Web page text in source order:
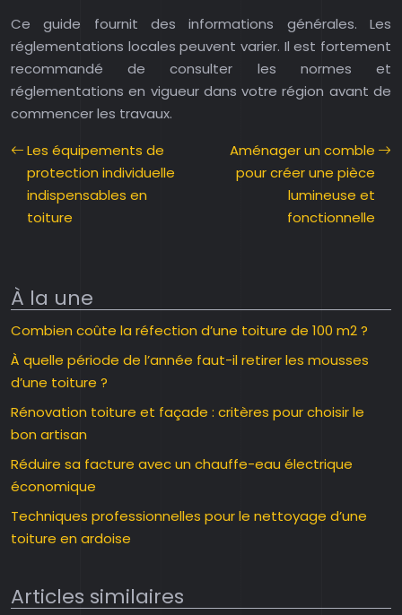
Ce guide fournit des informations générales. Les
réglementations locales peuvent varier. Il est fortement
recommandé de consulter les normes et
réglementations en vigueur dans votre région avant de
commencer les travaux.
Les équipements de
protection individuelle
indispensables en
toiture
Aménager un comble
pour créer une pièce
lumineuse et
fonctionnelle
À la une
Combien coûte la réfection d’une toiture de 100 m2 ?
À quelle période de l’année faut-il retirer les mousses
d’une toiture ?
Rénovation toiture et façade : critères pour choisir le
bon artisan
Réduire sa facture avec un chauffe-eau électrique
économique
Techniques professionnelles pour le nettoyage d’une
toiture en ardoise
Articles similaires